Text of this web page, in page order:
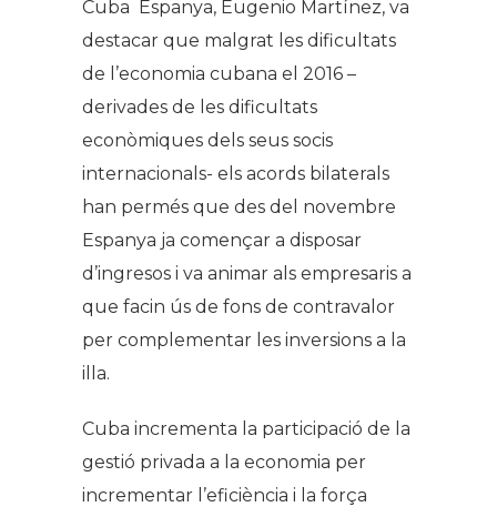
Cuba Espanya, Eugenio Martínez, va
destacar que malgrat les dificultats
de l’economia cubana el 2016 –
derivades de les dificultats
econòmiques dels seus socis
internacionals- els acords bilaterals
han permés que des del novembre
Espanya ja començar a disposar
d’ingresos i va animar als empresaris a
que facin ús de fons de contravalor
per complementar les inversions a la
illa.
Cuba incrementa la participació de la
gestió privada a la economia per
incrementar l’eficiència i la força